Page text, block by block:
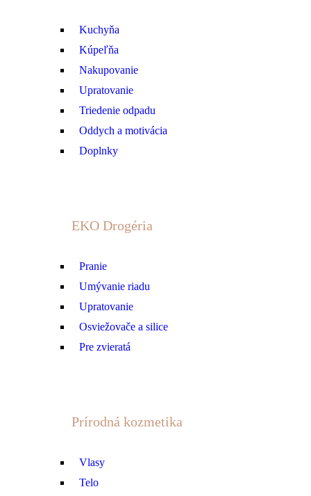
Kuchyňa
Kúpeľňa
Nakupovanie
Upratovanie
Triedenie odpadu
Oddych a motivácia
Doplnky
EKO Drogéria
Pranie
Umývanie riadu
Upratovanie
Osviežovače a silice
Pre zvieratá
Prírodná kozmetika
Vlasy
Telo